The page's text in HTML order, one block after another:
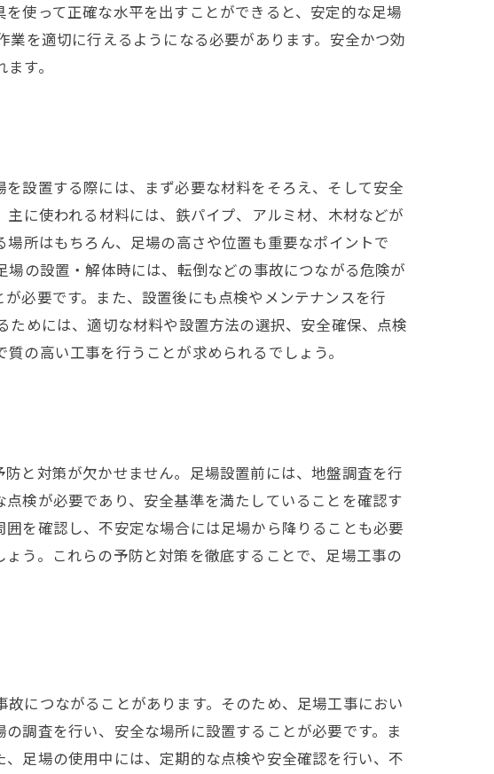
使って正確な水平を出すことができると、安定的な足場
を適切に行えるようになる必要があります。安全かつ効
す。
設置する際には、まず必要な材料をそろえ、そして安全
に使われる材料には、鉄パイプ、アルミ材、木材などが
所はもちろん、足場の高さや位置も重要なポイントで
の設置・解体時には、転倒などの事故につながる危険が
必要です。また、設置後にも点検やメンテナンスを行
めには、適切な材料や設置方法の選択、安全確保、点検
の高い工事を行うことが求められるでしょう。
と対策が欠かせません。足場設置前には、地盤調査を行
検が必要であり、安全基準を満たしていることを確認す
を確認し、不安定な場合には足場から降りることも必要
う。これらの予防と対策を徹底することで、足場工事の
につながることがあります。そのため、足場工事におい
調査を行い、安全な場所に設置することが必要です。ま
足場の使用中には、定期的な点検や安全確認を行い、不